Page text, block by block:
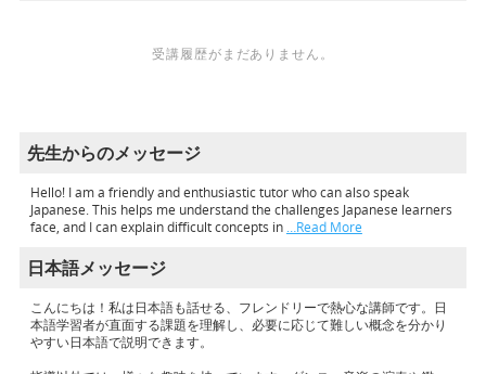
受講履歴がまだありません。
先生からのメッセージ
Hello! I am a friendly and enthusiastic tutor who can also speak
Japanese. This helps me understand the challenges Japanese learners
face, and I can explain difficult concepts in …Read More
日本語メッセージ
こんにちは！私は日本語も話せる、フレンドリーで熱心な講師です。日
本語学習者が直面する課題を理解し、必要に応じて難しい概念を分かり
やすい日本語で説明できます。